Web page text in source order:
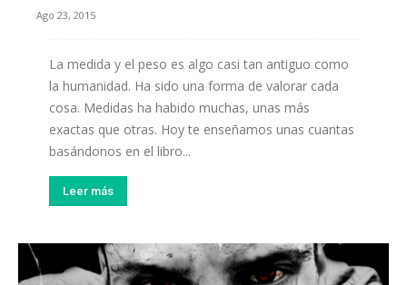
Ago 23, 2015
La medida y el peso es algo casi tan antiguo como
la humanidad. Ha sido una forma de valorar cada
cosa. Medidas ha habido muchas, unas más
exactas que otras. Hoy te enseñamos unas cuantas
basándonos en el libro...
Leer más